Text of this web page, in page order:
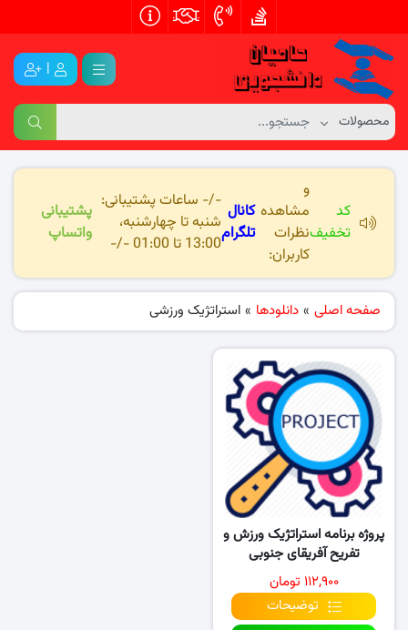
|
کد
تخفیف
و
مشاهده
نظرات
کاربران:
کانال
تلگرام
-/- ساعات پشتیبانی:
شنبه تا چهارشنبه،
13:00 تا 01:00 -/-
پشتیبانی
واتساپ
صفحه اصلی » دانلودها » استراتژیک ورزشی
پروژه برنامه استراتژیک ورزش و
تفریح آفریقای جنوبی
۱۱۲,۹۰۰ تومان
توضیحات